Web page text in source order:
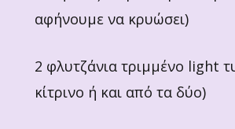
αφήνουμε να κρυώσει)
2 φλυτζάνια τριμμένο light
κίτρινο ή και από τα δύο)